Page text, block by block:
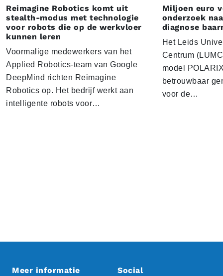
Reimagine Robotics komt uit
stealth-modus met technologie
voor robots die op de werkvloer
kunnen leren
Voormalige medewerkers van het
Applied Robotics-team van Google
DeepMind richten Reimagine
Robotics op. Het bedrijf werkt aan
intelligente robots voor…
Miljoen euro
onderzoek
diagnose
Het Leids
Centrum
model
betrouwbaar
voor de…
Meer informatie Social